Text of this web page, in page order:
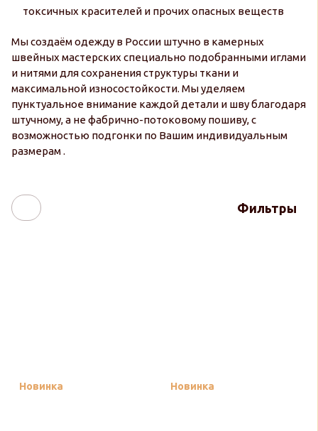
токсичных красителей и прочих опасных веществ
Мы создаём одежду в России штучно в камерных
швейных мастерских специально подобранными иглами
и нитями для сохранения структуры ткани и
максимальной износостойкости. Мы уделяем
пунктуальное внимание каждой детали и шву благодаря
штучному, а не фабрично-потоковому пошиву, с
возможностью подгонки по Вашим индивидуальным
размерам .
Фильтры
Новинка Новинка